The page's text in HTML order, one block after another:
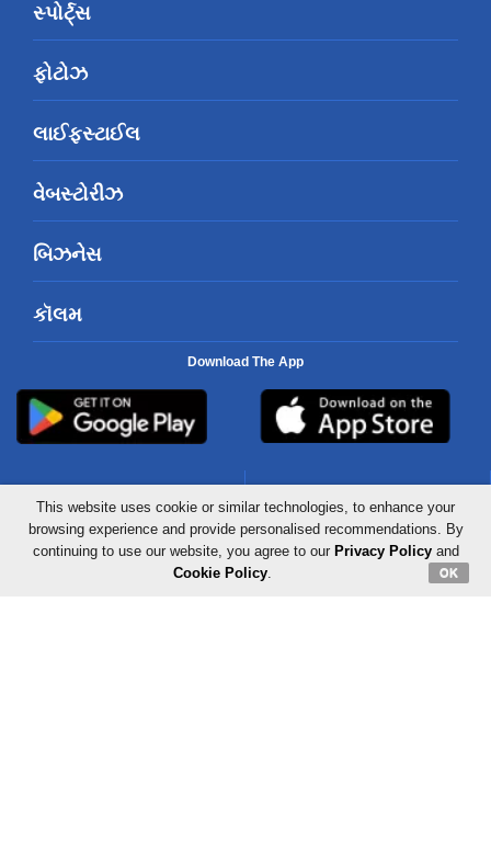
સ્પોર્ટ્સ
ફોટોઝ
લાઈફસ્ટાઈલ
વેબસ્ટોરીઝ
બિઝનેસ
કૉલમ
Download The App
Mid-Day Mid-Day Hindi
This website uses cookie or similar technologies, to enhance your
browsing experience and provide personalised recommendations. By
continuing to use our website, you agree to our Privacy Policyand
Cookie Policy. OK